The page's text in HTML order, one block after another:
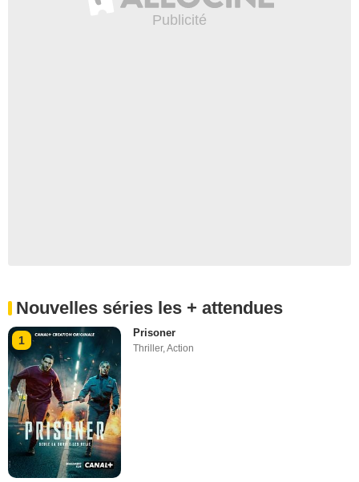
Nouvelles séries les + attendues
1
Prisoner
Thriller,Action